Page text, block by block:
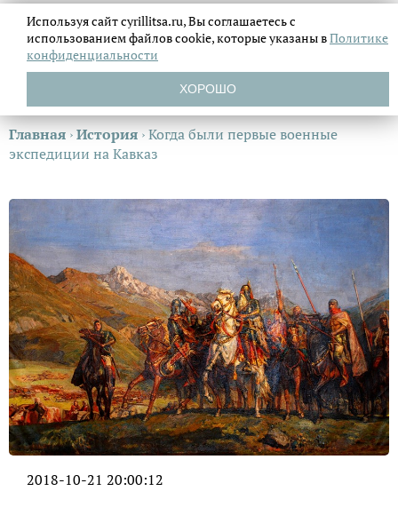
Главная ›История ›Когда были первые военные
экспедиции на Кавказ
2018-10-21 20:00:12
Используя сайт cyrillitsa.ru, Вы соглашаетесь с
использованием файловcookie, которые указаны вПолитике
конфиденциальности
ХОРОШО